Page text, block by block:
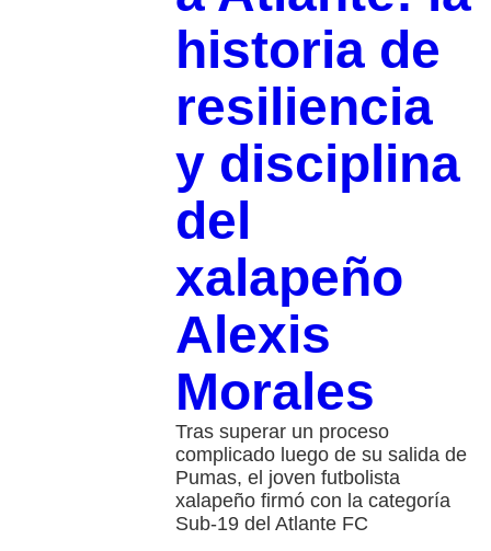
historia de
resiliencia
y disciplina
del
xalapeño
Alexis
Morales
Tras superar un proceso
complicado luego de su salida de
Pumas, el joven futbolista
xalapeño firmó con la categoría
Sub-19 del Atlante FC